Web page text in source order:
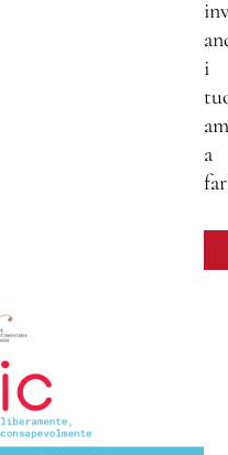
i
a